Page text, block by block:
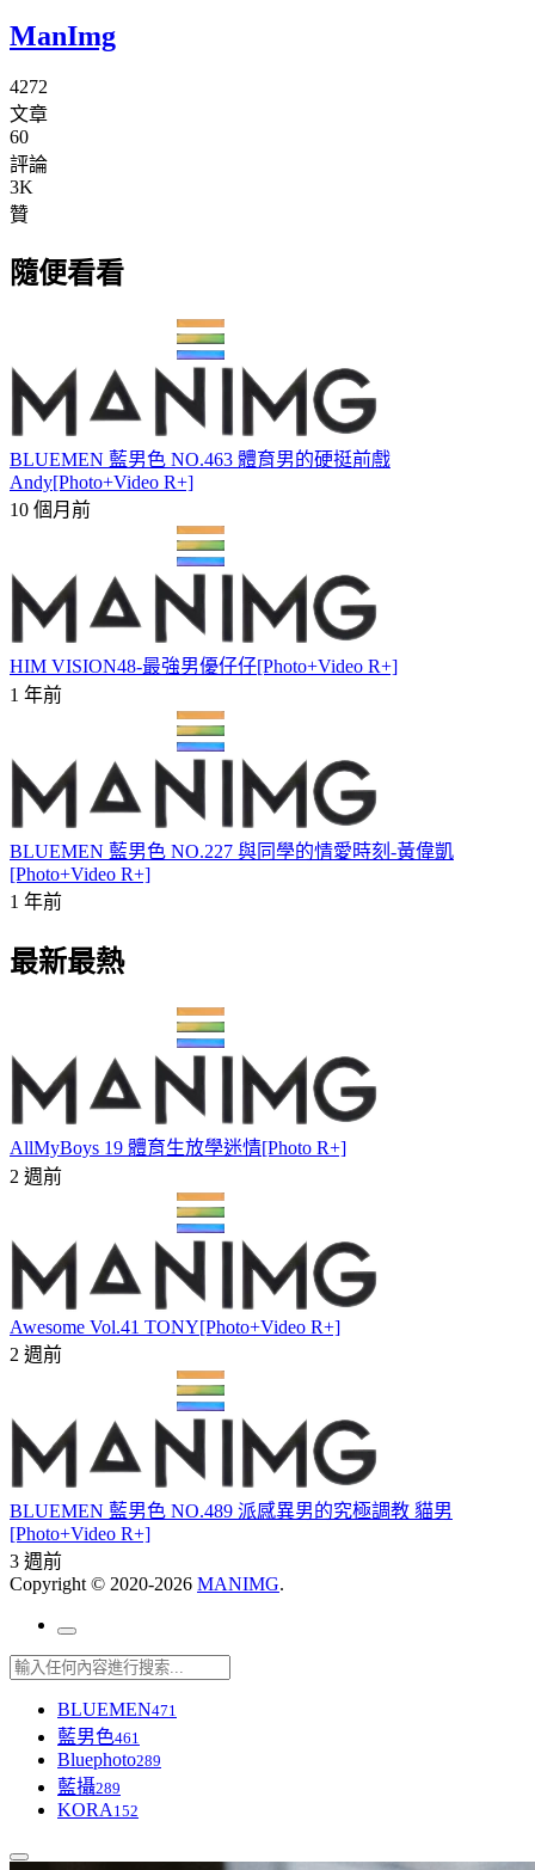
ManImg
4272
文章
60
評論
3K
贊
隨便看看
BLUEMEN 藍男色 NO.463 體育男的硬挺前戲
Andy[Photo+Video R+]
10 個月前
HIM VISION48-最強男優仔仔[Photo+Video R+]
1 年前
BLUEMEN 藍男色 NO.227 與同學的情愛時刻-黃偉凱
[Photo+Video R+]
1 年前
最新最熱
AllMyBoys 19 體育生放學迷情[Photo R+]
2 週前
Awesome Vol.41 TONY[Photo+Video R+]
2 週前
BLUEMEN 藍男色 NO.489 派感異男的究極調教 貓男
[Photo+Video R+]
3 週前
Copyright © 2020-2026 MANIMG.
BLUEMEN471
藍男色461
Bluephoto289
藍攝289
KORA 152